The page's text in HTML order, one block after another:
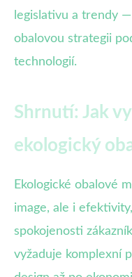
legislativu a trendy
obalovou strategii
technologií.
Shrnutí: Jak
ekologický
Ekologické obalové
image, ale i
spokojenosti
vyžaduje komplexní